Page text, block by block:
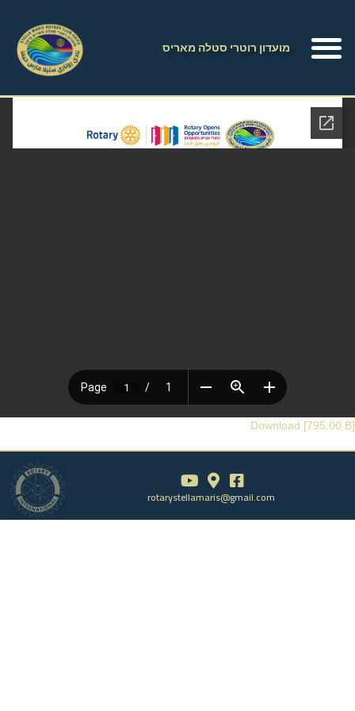
מועדון רוטרי סטלה מאריס
Download [795.00 B]
rotarystellamaris@gmail.com